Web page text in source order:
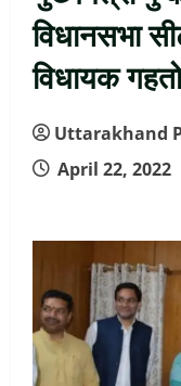
विधानसभा
विधायक
Uttarakhand
April 22, 2022